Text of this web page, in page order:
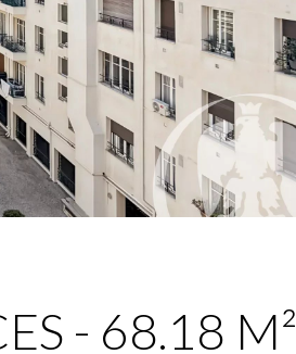
- 68.18 M²